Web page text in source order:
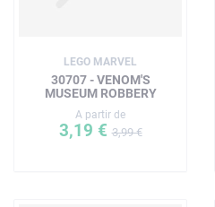
LEGO MARVEL
30707 - VENOM'S
MUSEUM ROBBERY
A partir de
3,19 €3,99 €